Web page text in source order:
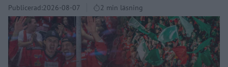
Publicerad:2026-08-07 2 min läsning